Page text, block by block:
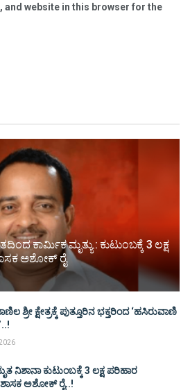
and website in this browser for the
ಕಾರ್ಮಿಕ ಮೃತ್ಯು : ಕುಟುಂಬಕ್ಕೆ 3 ಲಕ್ಷ
ಅಶೋಕ್ ರೈ
ಶ್ರೀ ಕ್ಷೇತ್ರಕ್ಕೆ ಪುತ್ತೂರಿನ ಭಕ್ತರಿಂದ ‘ಹಸಿರುವಾಣಿ
ನಿಶಾನಾ ಕುಟುಂಬಕ್ಕೆ 3 ಲಕ್ಷ ಪರಿಹಾರ
ಅಶೋಕ್ ರೈ..!